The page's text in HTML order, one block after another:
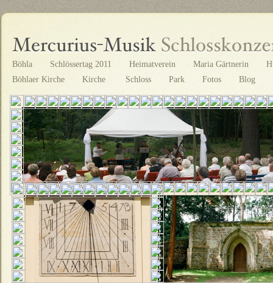
Böhla Schlössertag 2011 Heimatverein Maria Gärtnerin
Böhlaer Kirche
Kirche Schloss Park Fotos Blog